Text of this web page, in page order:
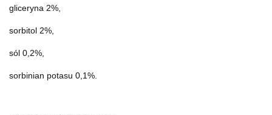
gliceryna 2%,
sorbitol 2%,
sól 0,2%,
sorbinian potasu 0,1%.